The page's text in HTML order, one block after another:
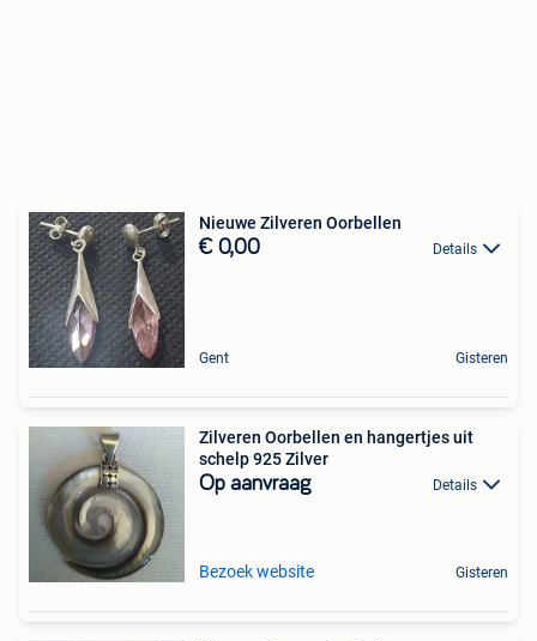
Nieuwe Zilveren Oorbellen
€ 0,00 Details
Gent Gisteren
Zilveren Oorbellen en hangertjes uit
schelp 925 Zilver
Op aanvraag Details
Bezoek website Gisteren